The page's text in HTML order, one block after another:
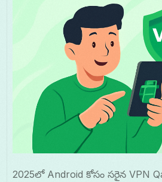
2025లో Android కోసం సరైన VPN